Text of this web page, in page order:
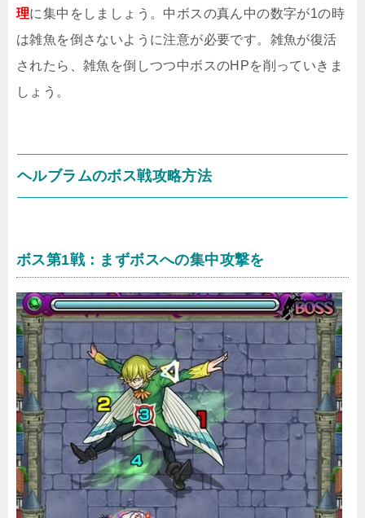
理に集中をしましょう。中ボスの真ん中の数字が1の時
は雑魚を倒さないように注意が必要です。雑魚が復活
されたら、雑魚を倒しつつ中ボスのHPを削っていきま
しょう。
ヘルブラムのボス戦攻略方法
ボス第1戦：まずボスへの集中攻撃を